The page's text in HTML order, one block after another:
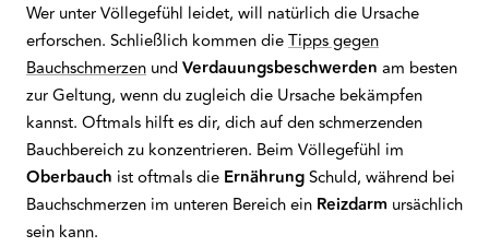
Wer unter Völlegefühl leidet, will natürlich die Ursache
erforschen. Schließlich kommen dieTipps gegen
Bauchschmerzen undVerdauungsbeschwerden am besten
zur Geltung, wenn du zugleich die Ursache bekämpfen
kannst. Oftmals hilft es dir, dich auf den schmerzenden
Bauchbereich zu konzentrieren. Beim Völlegefühl im
Oberbauch ist oftmals die ErnährungSchuld, während bei
Bauchschmerzen im unteren Bereich ein Reizdarm ursächlich
sein kann.